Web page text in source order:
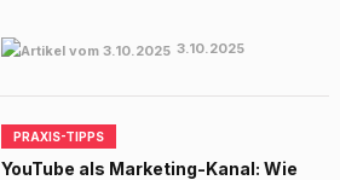
3.10.2025
PRAXIS-TIPPS
YouTube als Marketing-Kanal: Wie